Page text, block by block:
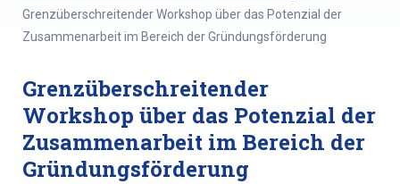
Grenzüberschreitender Workshop über das Potenzial der
Zusammenarbeit im Bereich der Gründungsförderung
Grenzüberschreitender
Workshop über das Potenzial der
Zusammenarbeit im Bereich der
Gründungsförderung